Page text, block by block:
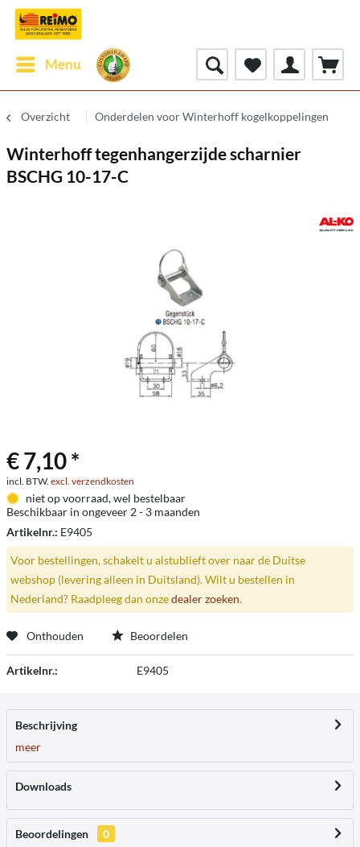
Menu
Overzicht Onderdelen voor Winterhoff kogelkoppelingen
Winterhoff tegenhangerzijde scharnier
BSCHG 10-17-C
€ 7,10 *
incl. BTW. excl. verzendkosten
niet op voorraad, wel bestelbaar
Beschikbaar in ongeveer 2 - 3 maanden
Artikelnr.: E9405
Voor bestellingen, schakelt u alstublieft over naar de Duitse
webshop (levering alleen in Duitsland). Wilt u bestellen in
Nederland? Raadpleeg dan onzedealer zoeken.
Onthouden Beoordelen
Artikelnr.: E9405
Beschrijving
meer
Downloads
Beoordelingen
0